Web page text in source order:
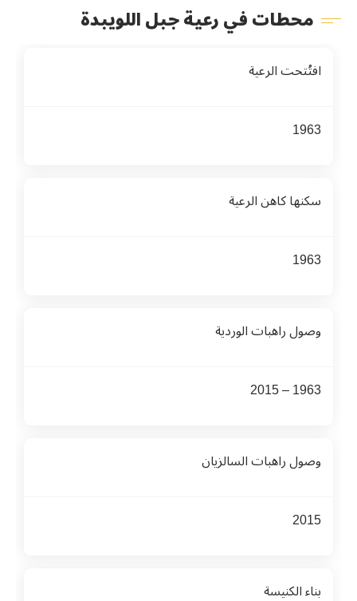
محطات في رعية جبل اللويبدة
افتُتحت الرعية
1963
سكنها كاهن الرعية
1963
وصول راهبات الوردية
1963 – 2015
وصول راهبات السالزيان
2015
بناء الكنيسة